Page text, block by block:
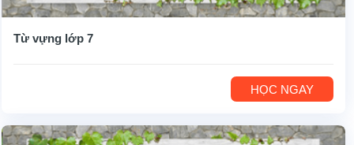
Từ vựng lớp 7
HỌC NGAY